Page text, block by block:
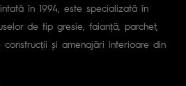
în 1994, este specializată în
de tip gresie, faianță, parchet,
și amenajări interioare din